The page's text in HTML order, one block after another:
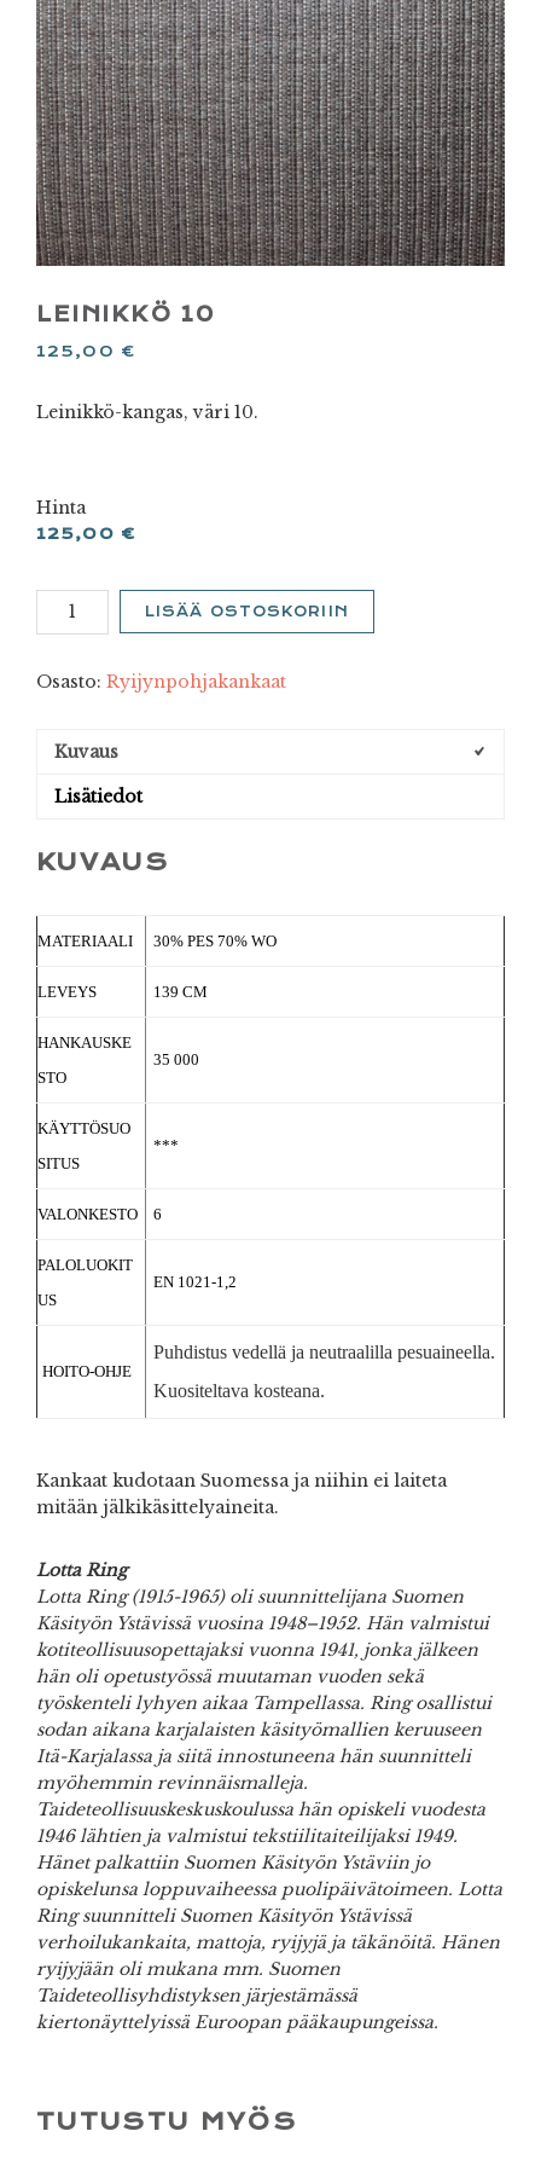
LEINIKKÖ 10
125,00 €
Leinikkö-kangas, väri 10.
Hinta
125,00 €
Leinikkö
LISÄÄ OSTOSKORIIN
Osasto: Ryijynpohjakankaat
Kuvaus
Lisätiedot
KUVAUS
MATERIAALI 30% PES 70% WO
LEVEYS 139 CM
HANKAUSKE
STO
35 000
KÄYTTÖSUO
SITUS
***
VALONKESTO 6
PALOLUOKIT
US
EN 1021-1,2
HOITO-OHJE
Puhdistus vedellä ja neutraalilla pesuaineella.
Kuositeltava kosteana.
Kankaat kudotaan Suomessa ja niihin ei laiteta
mitään jälkikäsittelyaineita.
Lotta Ring
Lotta Ring (1915-1965) oli suunnittelijana Suomen
Käsityön Ystävissä vuosina 1948–1952. Hän valmistui
kotiteollisuusopettajaksi vuonna 1941, jonka jälkeen
hän oli opetustyössä muutaman vuoden sekä
työskenteli lyhyen aikaa Tampellassa. Ring osallistui
sodan aikana karjalaisten käsityömallien keruuseen
Itä-Karjalassa ja siitä innostuneena hän suunnitteli
myöhemmin revinnäismalleja.
Taideteollisuuskeskuskoulussa hän opiskeli vuodesta
1946 lähtien ja valmistui tekstiilitaiteilijaksi 1949.
Hänet palkattiin Suomen Käsityön Ystäviin jo
opiskelunsa loppuvaiheessa puolipäivätoimeen. Lotta
Ring suunnitteli Suomen Käsityön Ystävissä
verhoilukankaita, mattoja, ryijyjä ja täkänöitä. Hänen
ryijyjään oli mukana mm. Suomen
Taideteollisyhdistyksen järjestämässä
kiertonäyttelyissä Euroopan pääkaupungeissa.
TUTUSTU MYÖS